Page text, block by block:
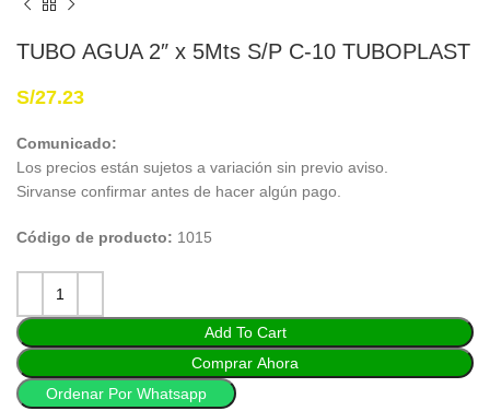
TUBO AGUA 2″ x 5Mts S/P C-10 TUBOPLAST
S/27.23
Comunicado:
Los precios están sujetos a variación sin previo aviso.
Sirvanse confirmar antes de hacer algún pago.
Código de producto: 1015
Add To Cart
Comprar Ahora
Ordenar Por Whatsapp